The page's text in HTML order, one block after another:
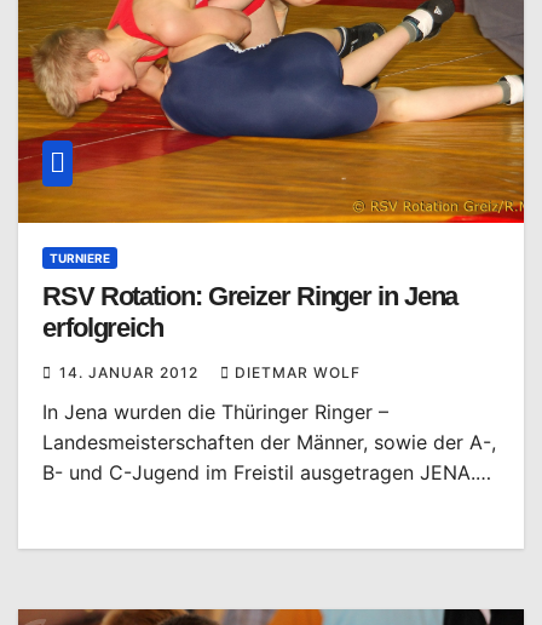
TURNIERE
RSV Rotation: Greizer Ringer in Jena
erfolgreich
14. JANUAR 2012 DIETMAR WOLF
In Jena wurden die Thüringer Ringer –
Landesmeisterschaften der Männer, sowie der A-,
B- und C-Jugend im Freistil ausgetragen JENA.…